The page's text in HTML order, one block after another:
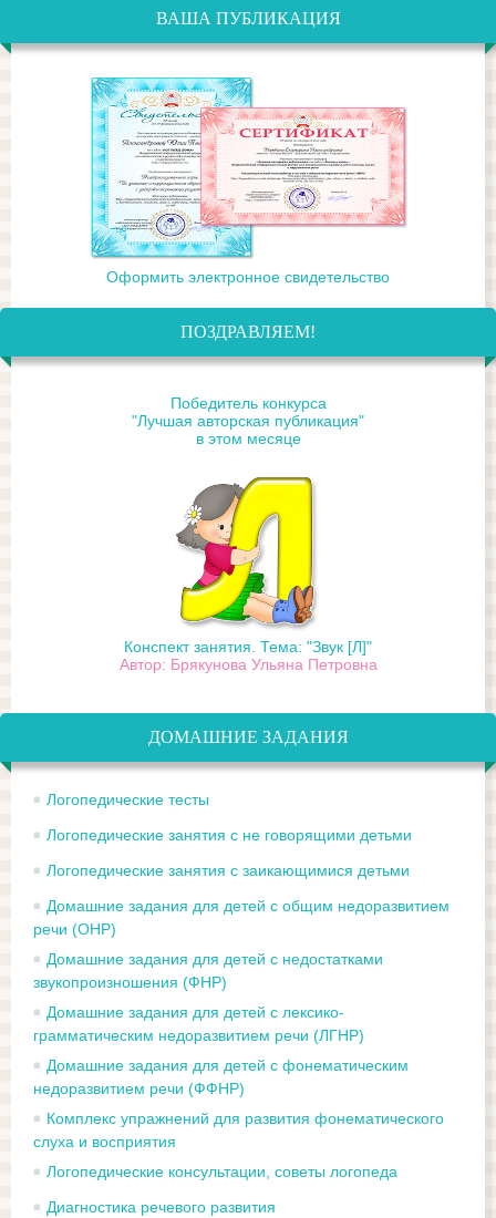
ВАША ПУБЛИКАЦИЯ
Оформить электронное свидетельство
ПОЗДРАВЛЯЕМ!
Победитель конкурса
"Лучшая авторская публикация"
в этом месяце
Конспект занятия. Тема: "Звук [Л]"
Автор: Брякунова Ульяна Петровна
ДОМАШНИЕ ЗАДАНИЯ
Логопедические тесты
Логопедические занятия с не говорящими детьми
Логопедические занятия с заикающимися детьми
Домашние задания для детей с общим недоразвитием
речи (ОНР)
Домашние задания для детей с недостатками
звукопроизношения (ФНР)
Домашние задания для детей с лексико-
грамматическим недоразвитием речи (ЛГНР)
Домашние задания для детей с фонематическим
недоразвитием речи (ФФНР)
Комплекс упражнений для развития фонематического
слуха и восприятия
Логопедические консультации, советы логопеда
Диагностика речевого развития